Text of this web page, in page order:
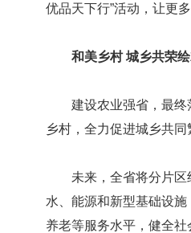
优品天下行”活动，让更
和美乡村 城乡共荣绘
建设农业强省，最终
乡村，全力促进城乡共同
未来，全省将分片区
水、能源和新型基础设
养老等服务水平，健全